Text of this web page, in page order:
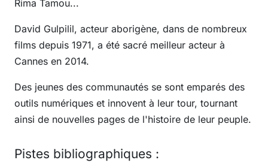
Rima Tamou...
David Gulpilil, acteur aborigène, dans de nombreux
films depuis 1971, a été sacré meilleur acteur à
Cannes en 2014.
Des jeunes des communautés se sont emparés des
outils numériques et innovent à leur tour, tournant
ainsi de nouvelles pages de l'histoire de leur peuple.
Pistes bibliographiques :